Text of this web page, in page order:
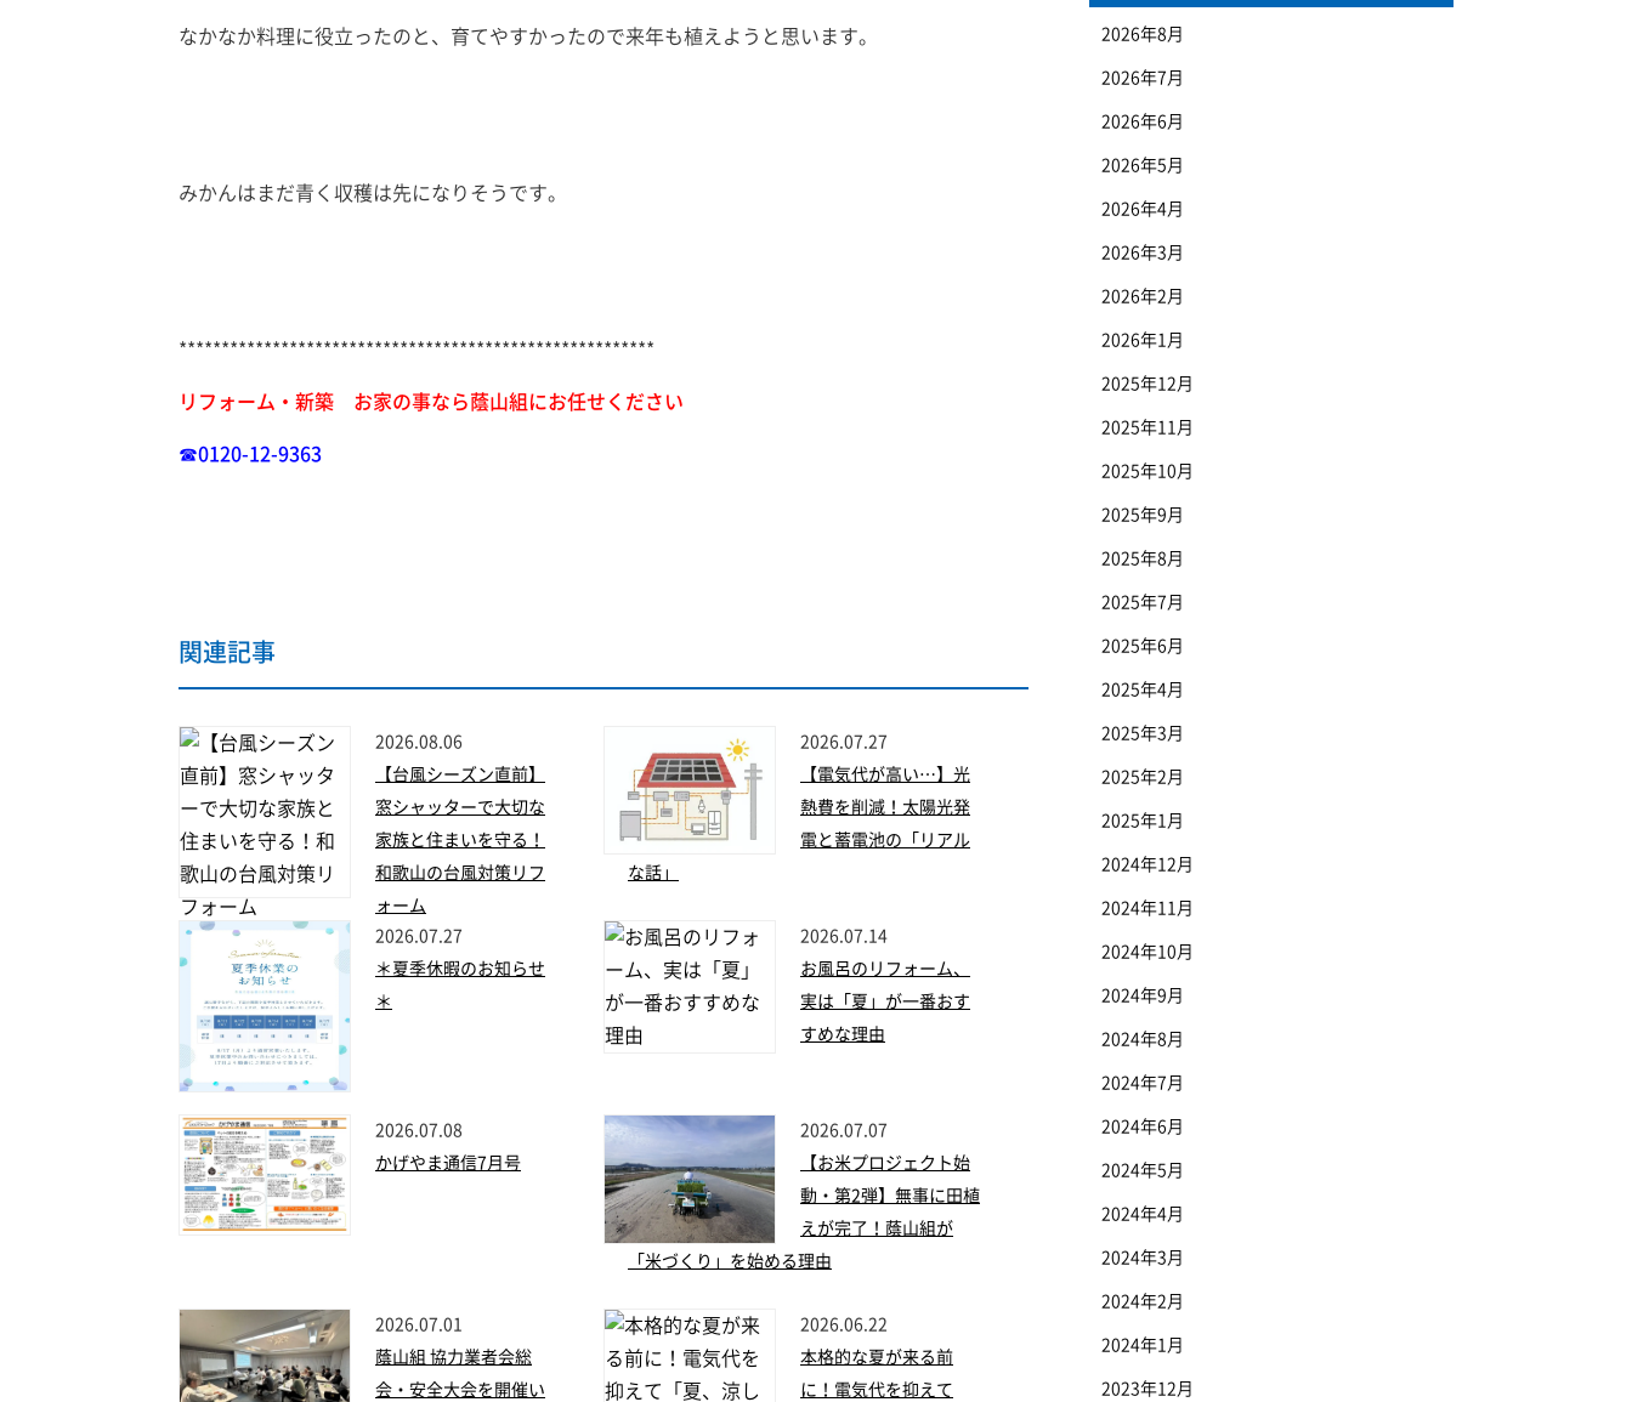
なかなか料理に役立ったのと、育てやすかったので来年も植えようと思います。
みかんはまだ青く収穫は先になりそうです。
********************************************************
リフォーム・新築 お家の事なら蔭山組にお任せください
☎0120-12-9363
関連記事
2026.08.06
【台風シーズン直前】
窓シャッターで大切な
家族と住まいを守る！
和歌山の台風対策リフ
ォーム
2026.07.27
【電気代が高い…】光
熱費を削減！太陽光発
電と蓄電池の「リアル
な話」
2026.07.27
＊夏季休暇のお知らせ
＊
2026.07.14
お風呂のリフォーム、
実は「夏」が一番おす
すめな理由
2026.07.08
かげやま通信7月号
2026.07.07
【お米プロジェクト始
動・第2弾】無事に田植
えが完了！蔭山組が
「米づくり」を始める理由
2026.07.01
蔭山組 協力業者会総
会・安全大会を開催い
2026.06.22
本格的な夏が来る前
に！電気代を抑えて
2026年8月
2026年7月
2026年6月
2026年5月
2026年4月
2026年3月
2026年2月
2026年1月
2025年12月
2025年11月
2025年10月
2025年9月
2025年8月
2025年7月
2025年6月
2025年4月
2025年3月
2025年2月
2025年1月
2024年12月
2024年11月
2024年10月
2024年9月
2024年8月
2024年7月
2024年6月
2024年5月
2024年4月
2024年3月
2024年2月
2024年1月
2023年12月